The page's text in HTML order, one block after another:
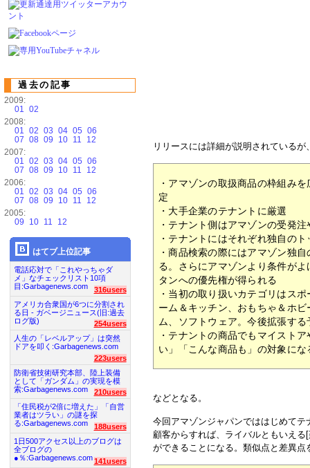
リリースには詳細が説明されている
・アマゾンの取扱商品の枠組み
定
・大手企業のテナントに厳選
・テナント側はアマゾンの受発
・テナントにはそれぞれ独自の
・商品検索の際にはアマゾン独
る。さらにアマゾンより条件が
タンへの優先権が得られる
・当初の取り扱いカテゴリはス
ーム＆キッチン、おもちゃ＆ホ
ム、ソフトウェア。今後拡張する
・テナントの商品でもマイスト
い」「こんな商品も」の対象にな
などとなる。
今回アマゾンジャパンでははじめて
顧客からすれば、ライバルともいえ
ができることになる。類似点と差異点
過去の記事
2009:
01 02
2008:
01 02 03 04 05 06
07 08 09 10 11
12
2007:
01 02 03 04 05 06
07 08 09 10 11
12
2006:
01 02 03 04 05 06
07 08 09 10 11
12
2005:
09
10 11 12
はてブ上位記事
電話応対で「これやっちゃダ
メ」なチェックリスト10項
目:Garbagenews.com
316users
アメリカ合衆国が6つに分割され
る日 - ガベージニュース(旧:過去
ログ版)
254users
人生の「レベルアップ」は突然
ドアを叩く:Garbagenews.com
223users
防衛省技術研究本部、陸上装備
として「ガンダム」の実現を模
索:Garbagenews.com
210users
「住民税が2倍に増えた」「自営
業者はツラい」の謎を探
る:Garbagenews.com
188users
1日500アクセス以上のブログは
全ブログの
●％:Garbagenews.com 141users